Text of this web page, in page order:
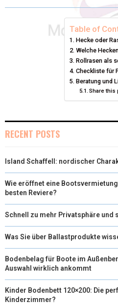
W E
B
O
O
K
E
T
Table of
Hecke oder
Welche
Rollrasen als
Checkliste für
Beratung und
Share this
RECENT POSTS
Island Schaffell: nordischer
Wie eröffnet eine
besten Reviere?
Schnell zu mehr Privatsphäre und
Was Sie über Ballastprodukte
Bodenbelag für Boote im
Auswahl wirklich ankommt
Kinder Bodenbett 120×200: Die
Kinderzimmer?